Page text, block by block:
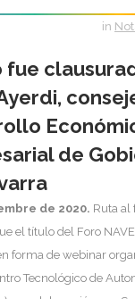
in
fue
de
de 2020. Ruta al
el título del Foro
forma de webinar
Tecnológico de